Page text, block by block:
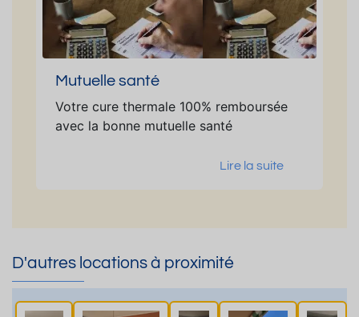
Mutuelle santé
Votre cure thermale 100% remboursée
avec la bonne mutuelle santé
Lire la suite
D'autres locations à proximité